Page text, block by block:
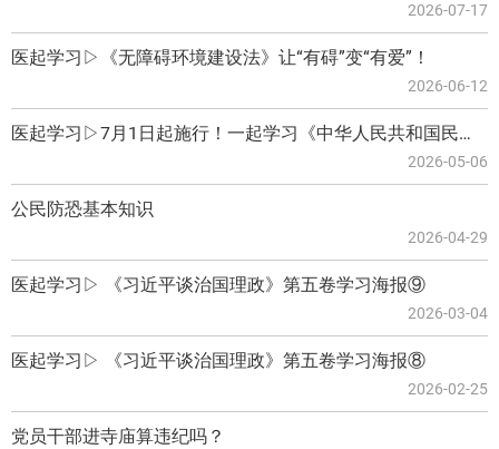
2026-07-17
医起学习▷《无障碍环境建设法》让“有碍”变“有爱”！
2026-06-12
医起学习▷7月1日起施行！一起学习《中华人民共和国民族团结进步促进法》
2026-05-06
公民防恐基本知识
2026-04-29
医起学习▷ 《习近平谈治国理政》第五卷学习海报⑨
2026-03-04
医起学习▷ 《习近平谈治国理政》第五卷学习海报⑧
2026-02-25
党员干部进寺庙算违纪吗？